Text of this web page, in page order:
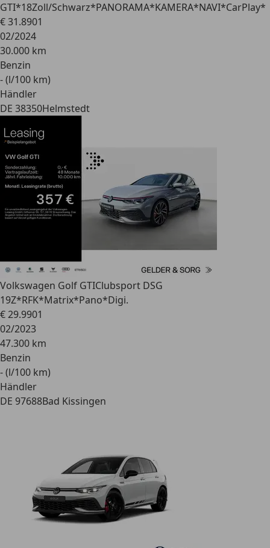
GTI*18Zoll/Schwarz*PANORAMA*KAMERA*NAVI*CarPlay*
€ 31.8901
02/2024
30.000 km
Benzin
- (l/100 km)
Händler
DE 38350Helmstedt
Volkswagen Golf GTIClubsport DSG
19Z*RFK*Matrix*Pano*Digi.
€ 29.9901
02/2023
47.300 km
Benzin
- (l/100 km)
Händler
DE 97688Bad Kissingen